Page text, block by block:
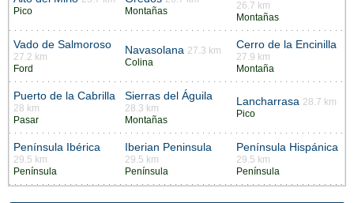
Pico
Montañas
26.7 km
Montañas
Vado de Salmoroso
27.2 km
Ford
Navasolana 27.3 km
Colina
Cerro de la Encinilla
27.9 km
Montaña
Puerto de la Cabrilla
28 km
Pasar
Sierras del Águila
28.3 km
Montañas
Lancharrasa 28.7 km
Pico
Península Ibérica
29.5 km
Península
Iberian Peninsula
29.5 km
Península
Península Hispánica
29.5 km
Península